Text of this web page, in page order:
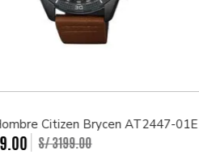
Citizen Brycen AT2447-01E
00 S/3199.00